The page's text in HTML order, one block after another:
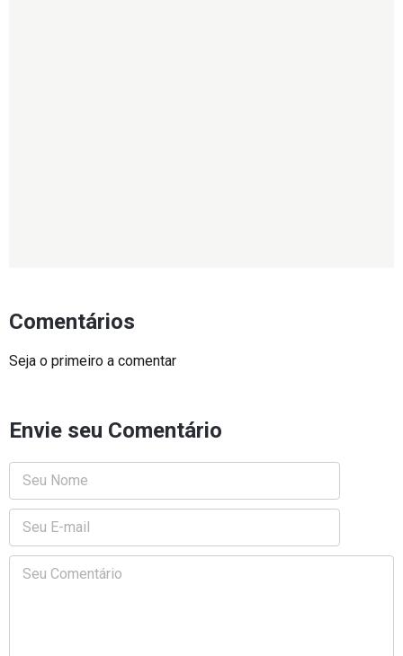
Comentários
Seja o primeiro a comentar
Envie seu Comentário